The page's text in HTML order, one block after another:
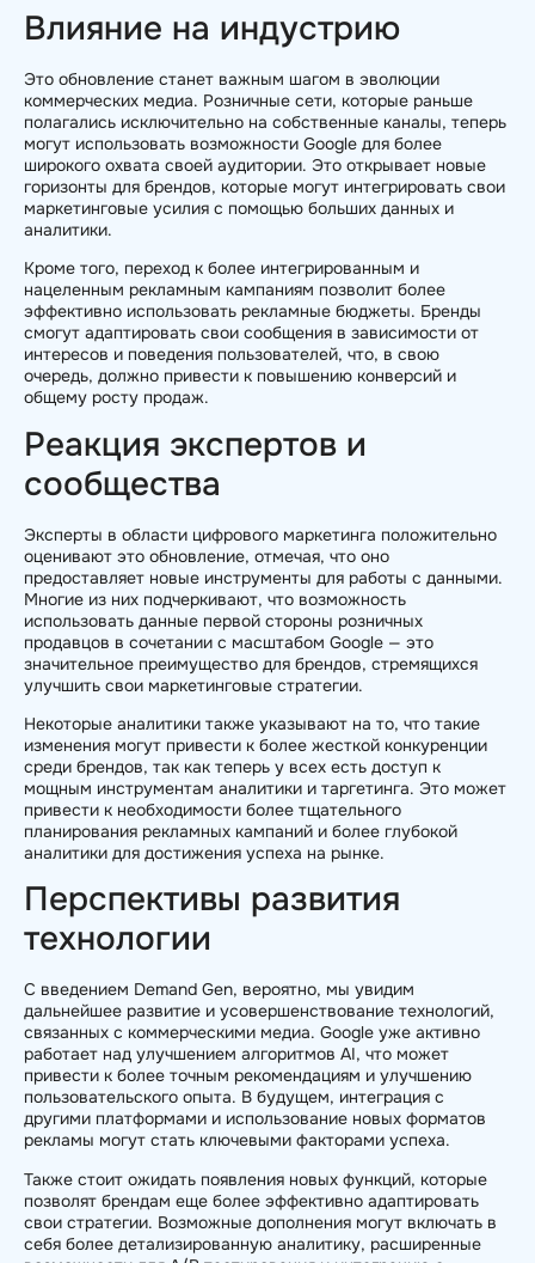
Влияние на индустрию
Это обновление станет важным шагом в эволюции
коммерческих медиа. Розничные сети, которые раньше
полагались исключительно на собственные каналы, теперь
могут использовать возможности Google для более
широкого охвата своей аудитории. Это открывает новые
горизонты для брендов, которые могут интегрировать свои
маркетинговые усилия с помощью больших данных и
аналитики.
Кроме того, переход к более интегрированным и
нацеленным рекламным кампаниям позволит более
эффективно использовать рекламные бюджеты. Бренды
смогут адаптировать свои сообщения в зависимости от
интересов и поведения пользователей, что, в свою
очередь, должно привести к повышению конверсий и
общему росту продаж.
Реакция экспертов и
сообщества
Эксперты в области цифрового маркетинга положительно
оценивают это обновление, отмечая, что оно
предоставляет новые инструменты для работы с данными.
Многие из них подчеркивают, что возможность
использовать данные первой стороны розничных
продавцов в сочетании с масштабом Google — это
значительное преимущество для брендов, стремящихся
улучшить свои маркетинговые стратегии.
Некоторые аналитики также указывают на то, что такие
изменения могут привести к более жесткой конкуренции
среди брендов, так как теперь у всех есть доступ к
мощным инструментам аналитики и таргетинга. Это может
привести к необходимости более тщательного
планирования рекламных кампаний и более глубокой
аналитики для достижения успеха на рынке.
Перспективы развития
технологии
С введением Demand Gen, вероятно, мы увидим
дальнейшее развитие и усовершенствование технологий,
связанных с коммерческими медиа. Google уже активно
работает над улучшением алгоритмов AI, что может
привести к более точным рекомендациям и улучшению
пользовательского опыта. В будущем, интеграция с
другими платформами и использование новых форматов
рекламы могут стать ключевыми факторами успеха.
Также стоит ожидать появления новых функций, которые
позволят брендам еще более эффективно адаптировать
свои стратегии. Возможные дополнения могут включать в
себя более детализированную аналитику, расширенные